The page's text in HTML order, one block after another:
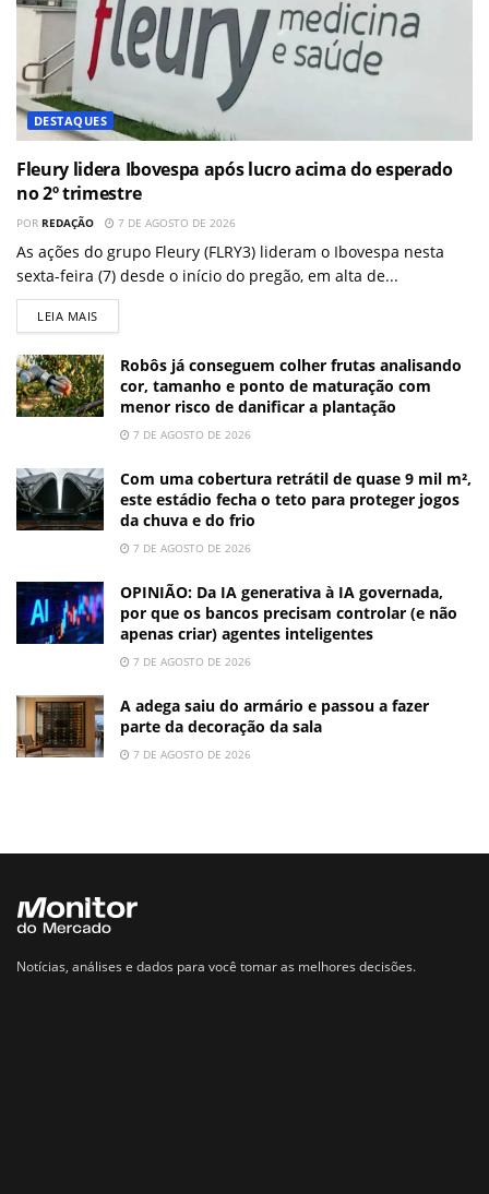
DESTAQUES
Fleury lidera Ibovespa após lucro acima do esperado
no 2º trimestre
POR REDAÇÃO 7 DE AGOSTO DE 2026
As ações do grupo Fleury (FLRY3) lideram o Ibovespa nesta
sexta-feira (7) desde o início do pregão, em alta de...
LEIA MAIS
Robôs já conseguem colher frutas analisando
cor, tamanho e ponto de maturação com
menor risco de danificar a plantação
7 DE AGOSTO DE 2026
Com uma cobertura retrátil de quase 9 mil m²,
este estádio fecha o teto para proteger jogos
da chuva e do frio
7 DE AGOSTO DE 2026
OPINIÃO: Da IA generativa à IA governada,
por que os bancos precisam controlar (e não
apenas criar) agentes inteligentes
7 DE AGOSTO DE 2026
A adega saiu do armário e passou a fazer
parte da decoração da sala
7 DE AGOSTO DE 2026
Notícias, análises e dados para você tomar as melhores decisões.